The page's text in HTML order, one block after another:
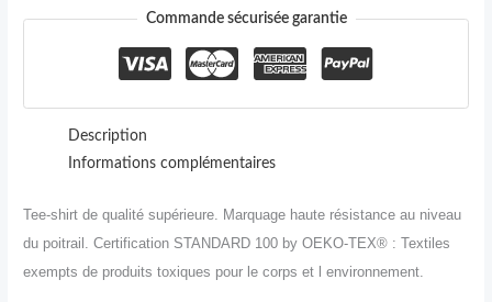
Commande sécurisée garantie
Description
Informations complémentaires
Tee-shirt de qualité supérieure. Marquage haute résistance au niveau
du poitrail.Certification STANDARD 100 by OEKO-TEX® : Textiles
exempts de produits toxiques pour le corps et l environnement.